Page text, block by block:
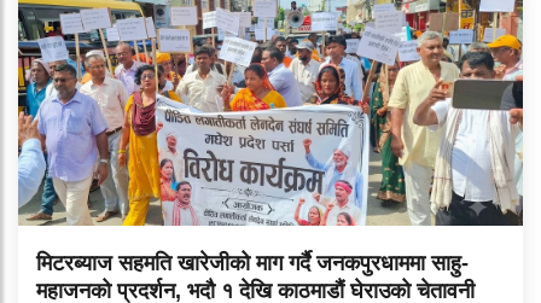
मिटरब्याज सहमति खारेजीको माग गर्दै जनकपुरधाममा साहु-
महाजनको प्रदर्शन, भदौ १ देखि काठमाडौं घेराउको चेतावनी